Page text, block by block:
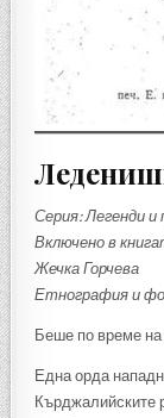
Серия: Легенди и
Включено в
Жечка Горчева
Етнография и
Беше по време
Една орда
Кърджалийските